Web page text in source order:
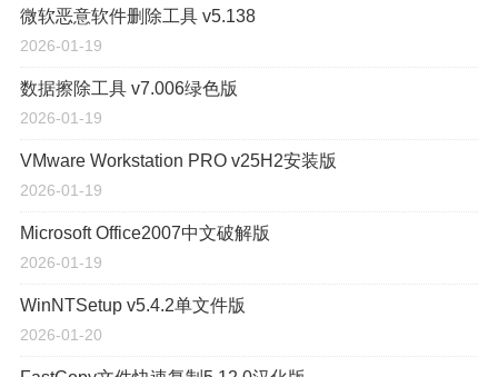
微软恶意软件删除工具 v5.138
2026-01-19
数据擦除工具 v7.006绿色版
2026-01-19
VMware Workstation PRO v25H2安装版
2026-01-19
Microsoft Office2007中文破解版
2026-01-19
WinNTSetup v5.4.2单文件版
2026-01-20